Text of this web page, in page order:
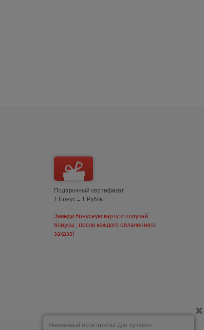
Подарочный сертификат
1 Бонус = 1 Рубль
Заведи бонусную карту и получай
бонусы , после каждого оплаченного
заказа!
Уважаемый посетитель! Для лучшего